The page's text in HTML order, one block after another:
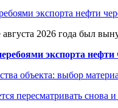
экспорта нефти
августа 2026 года был
экспорта
объекта: выбор
пересматривать снова и